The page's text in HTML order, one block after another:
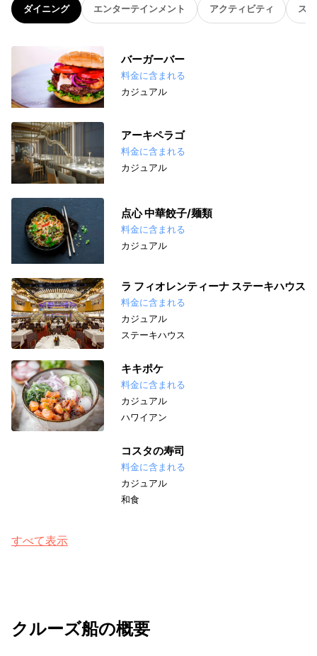
ダイニング エンターテインメント アクティビティ ス
バーガーバー
料金に含まれる
カジュアル
アーキペラゴ
料金に含まれる
カジュアル
点心 中華餃子/麺類
料金に含まれる
カジュアル
ラ フィオレンティーナ ステーキハウス
料金に含まれる
カジュアル
ステーキハウス
キキポケ
料金に含まれる
カジュアル
ハワイアン
コスタの寿司
料金に含まれる
カジュアル
和食
すべて表示
クルーズ船の概要